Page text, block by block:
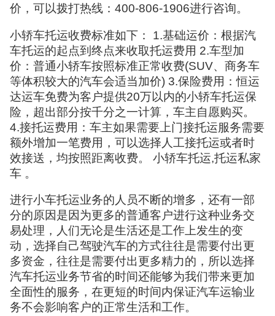
价，可以拨打热线：400-806-1906进行咨询。
小轿车托运收费标准如下： 1.基础运价：根据汽
车托运的起点到终点来收取托运费用 2.车型加
价：普通小轿车按照标准正常收费(SUV、商务车
等体积较大的汽车会适当加价) 3.保险费用：恒运
达运车免费为客户提供20万以内的小轿车托运保
险，超出部分按千分之一计算，车主自愿购买。
4.接托运费用：车主如果需要上门接托运服务需要
额外增加一笔费用，可以选择人工接托运或者时
效接送，均按照距离收费。 小轿车托运,托运私家
车 。
进行小车托运业务的人员不断的增多，还有一部
分的原因是因为更多的普通客户进行这种业务交
易处理，人们无论是生活还是工作上发生的变
动，选择自己驾驶汽车的方式往往是需要付出更
多资金，往往是需要付出更多精力的，所以选择
汽车托运业务节省的时间还能够为我们带来更加
全面性的服务，在更短的时间内保证汽车运输业
务不会影响客户的正常生活和工作。